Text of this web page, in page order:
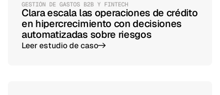
GESTIÓN DE GASTOS B2B Y FINTECH
Clara escala las operaciones de crédito
en hipercrecimiento con decisiones
automatizadas sobre riesgos
Leer estudio de caso->